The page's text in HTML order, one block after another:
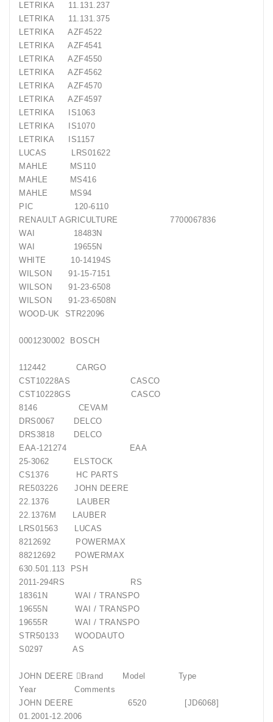
LETRIKA 11.131.237
LETRIKA 11.131.375
LETRIKA AZF4522
LETRIKA AZF4541
LETRIKA AZF4550
LETRIKA AZF4562
LETRIKA AZF4570
LETRIKA AZF4597
LETRIKA IS1063
LETRIKA IS1070
LETRIKA IS1157
LUCAS LRS01622
MAHLE MS110
MAHLE MS416
MAHLE MS94
PIC 120-6110
RENAULT AGRICULTURE 7700067836
WAI 18483N
WAI 19655N
WHITE 10-14194S
WILSON 91-15-7151
WILSON 91-23-6508
WILSON 91-23-6508N
WOOD-UK STR22096
0001230002 BOSCH
112442 CARGO
CST10228AS CASCO
CST10228GS CASCO
8146 CEVAM
DRS0067 DELCO
DRS3818 DELCO
EAA-121274 EAA
25-3062 ELSTOCK
CS1376 HC PARTS
RE503226 JOHN DEERE
22.1376 LAUBER
22.1376M LAUBER
LRS01563 LUCAS
8212692 POWERMAX
88212692 POWERMAX
630.501.113 PSH
2011-294RS RS
18361N WAI / TRANSPO
19655N WAI / TRANSPO
19655R WAI / TRANSPO
STR50133 WOODAUTO
S0297 AS
JOHN DEERE Brand Model Type
Year Comments
JOHN DEERE 6520 [JD6068]
01.2001-12.2006